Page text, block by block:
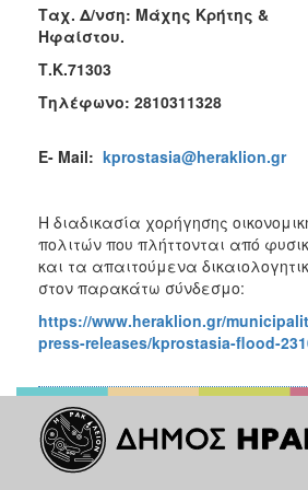
Ταχ. Δ/νση: Μάχης Κρήτης &
Τηλέφωνο:
E- Mail: kprostasia@heraklion.gr
Η διαδικασία χορήγησης
πολιτών που πλήττονται από
και τα απαιτούμενα
στον παρακάτω σύνδεσμο:
https://www.heraklion.gr/
press-releases/kprostasia-flood-